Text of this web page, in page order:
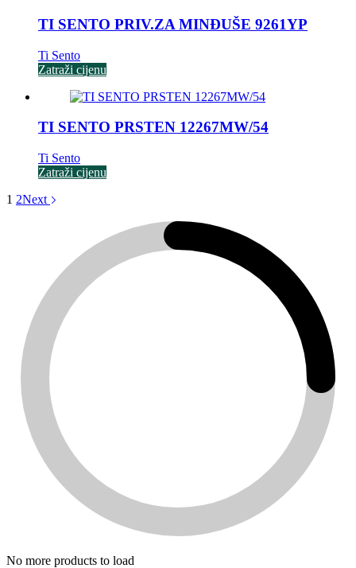
TI SENTO PRIV.ZA MINĐUŠE 9261YP
Ti Sento
Zatraži cijenu
TI SENTO PRSTEN 12267MW/54
Ti Sento
Zatraži cijenu
1 2Next
No more products to load